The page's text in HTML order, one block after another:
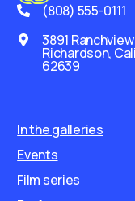
(808) 555-0111
3891 Ranchview
Richardson,
62639
In the galleries
Events
Film series